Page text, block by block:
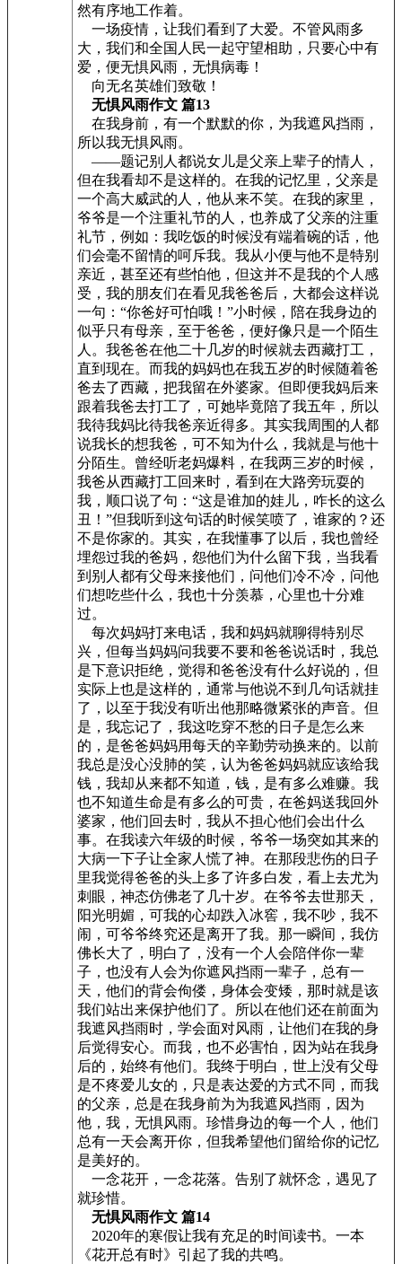
然有序地工作着。
一场疫情，让我们看到了大爱。不管风雨多
大，我们和全国人民一起守望相助，只要心中有
爱，便无惧风雨，无惧病毒！
向无名英雄们致敬！
无惧风雨作文 篇13
在我身前，有一个默默的你，为我遮风挡雨，
所以我无惧风雨。
——题记别人都说女儿是父亲上辈子的情人，
但在我看却不是这样的。在我的记忆里，父亲是
一个高大威武的人，他从来不笑。在我的家里，
爷爷是一个注重礼节的人，也养成了父亲的注重
礼节，例如：我吃饭的时候没有端着碗的话，他
们会毫不留情的呵斥我。我从小便与他不是特别
亲近，甚至还有些怕他，但这并不是我的个人感
受，我的朋友们在看见我爸爸后，大都会这样说
一句：“你爸好可怕哦！”小时候，陪在我身边的
似乎只有母亲，至于爸爸，便好像只是一个陌生
人。我爸爸在他二十几岁的时候就去西藏打工，
直到现在。而我的妈妈也在我五岁的时候随着爸
爸去了西藏，把我留在外婆家。但即便我妈后来
跟着我爸去打工了，可她毕竟陪了我五年，所以
我待我妈比待我爸亲近得多。其实我周围的人都
说我长的想我爸，可不知为什么，我就是与他十
分陌生。曾经听老妈爆料，在我两三岁的时候，
我爸从西藏打工回来时，看到在大路旁玩耍的
我，顺口说了句：“这是谁加的娃儿，咋长的这么
丑！”但我听到这句话的时候笑喷了，谁家的？还
不是你家的。其实，在我懂事了以后，我也曾经
埋怨过我的爸妈，怨他们为什么留下我，当我看
到别人都有父母来接他们，问他们冷不冷，问他
们想吃些什么，我也十分羡慕，心里也十分难
过。
每次妈妈打来电话，我和妈妈就聊得特别尽
兴，但每当妈妈问我要不要和爸爸说话时，我总
是下意识拒绝，觉得和爸爸没有什么好说的，但
实际上也是这样的，通常与他说不到几句话就挂
了，以至于我没有听出他那略微紧张的声音。但
是，我忘记了，我这吃穿不愁的日子是怎么来
的，是爸爸妈妈用每天的辛勤劳动换来的。以前
我总是没心没肺的笑，认为爸爸妈妈就应该给我
钱，我却从来都不知道，钱，是有多么难赚。我
也不知道生命是有多么的可贵，在爸妈送我回外
婆家，他们回去时，我从不担心他们会出什么
事。在我读六年级的时候，爷爷一场突如其来的
大病一下子让全家人慌了神。在那段悲伤的日子
里我觉得爸爸的头上多了许多白发，看上去尤为
刺眼，神态仿佛老了几十岁。在爷爷去世那天，
阳光明媚，可我的心却跌入冰窖，我不吵，我不
闹，可爷爷终究还是离开了我。那一瞬间，我仿
佛长大了，明白了，没有一个人会陪伴你一辈
子，也没有人会为你遮风挡雨一辈子，总有一
天，他们的背会佝偻，身体会变矮，那时就是该
我们站出来保护他们了。所以在他们还在前面为
我遮风挡雨时，学会面对风雨，让他们在我的身
后觉得安心。而我，也不必害怕，因为站在我身
后的，始终有他们。我终于明白，世上没有父母
是不疼爱儿女的，只是表达爱的方式不同，而我
的父亲，总是在我身前为为我遮风挡雨，因为
他，我，无惧风雨。珍惜身边的每一个人，他们
总有一天会离开你，但我希望他们留给你的记忆
是美好的。
一念花开，一念花落。告别了就怀念，遇见了
就珍惜。
无惧风雨作文 篇14
2020年的寒假让我有充足的时间读书。一本
《花开总有时》引起了我的共鸣。